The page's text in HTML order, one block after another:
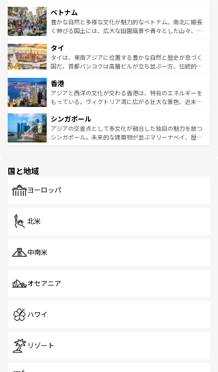
参照してほしい。
容にもいいと評判のスイーツなど、バラエティ豊かな料理
が味わえる。 なお、新着の台湾情報は コンテンツ一覧を参
照してほしい。
き、地方に足を延ばせば四季折々の自然美を楽しむことが
できる。そして、キムチや焼肉、絶品のストリートフード
まで、さまざまな韓国料理が待っている。夜には、韓国な
リティに包まれながら、韓国の多彩な魅力を心ゆくまで味
わってみてほしい。 なお、新着の韓国情報はコンテンツ一
覧を参照してほしい。
ベトナム
豊かな自然と多様な文化が魅力的なベトナム。南北に細長
く伸びる国土には、広大な田園風景や青々とした山々、世
急速な発展と共に伝統が息づく。ハノイの古い町並みやホ
ーチミン市のフランス統治時代の建物も、独特の雰囲気を
醸し出している。また、バラエティの豊かさとおいしさで
とつ。フォーやバインミー、ベトナムコーヒーなどは、ぜ
ひ現地で味わいたい。どの地域を訪れてもあたたかい人々
が旅行者を迎えてくれるので、きっと忘れられない旅にな
参照してほしい。
タイ
タイは、東南アジアに位置する豊かな自然と歴史が息づく
国だ。首都バンコクは高層ビルが立ち並ぶ一方、伝統的な
の活気が交差している。北部ではチェンマイなどの山岳地
帯で自然と触れ合い、南部ではプーケットやクラビの美し
いビーチでリゾート気分を楽しむことができる。タイ料理
激する。気候は一年中温暖で、どの季節にも異なる楽しみ
が待っている。親しみやすいタイの人々、仏教を中心とし
た文化、そして多様な観光資源が、訪れる旅人を魅了し続
香港
アジアと西洋の文化が交わる香港は、特有のエネルギーを
もっている。ヴィクトリア湾に広がる壮大な景色、近未来
み、どこを訪れても感動するはず。観光スポットが密集し
ており、効率よく見どころを回れるのも魅力。息をのむよ
うな絶景から文化的な体験まで、香港を存分に楽しみ尽く
シンガポール
アジアの交差点として多文化が融合した独自の魅力を放つ
シンガポール。未来的な建築物が並ぶマリーナベイ、歴史
で、ホーカーズは地元の風情を楽しめる外せないスポット
国と地域
ヨーロッパ
北米
中南米
オセアニア
ハワイ
リゾート